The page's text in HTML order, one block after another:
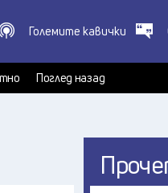
X
Големите кавички
Поглед назад